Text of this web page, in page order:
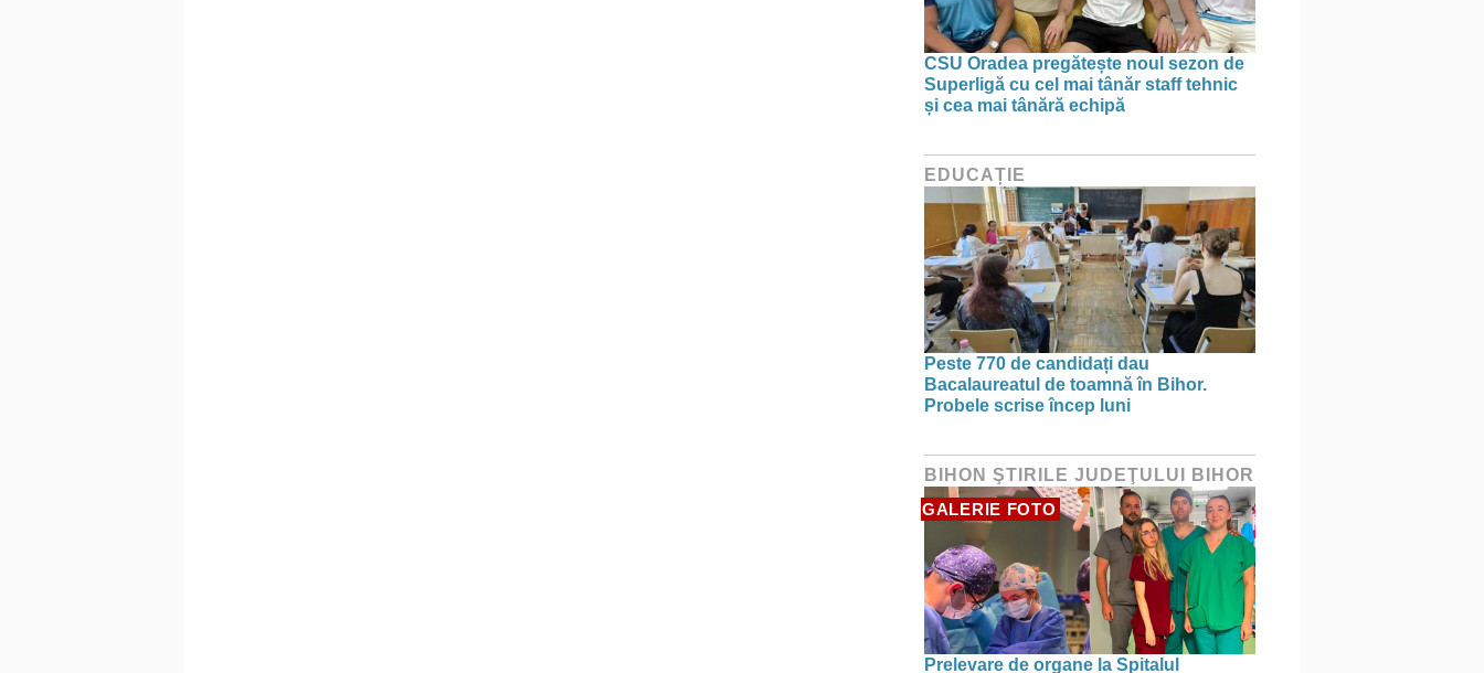
CSU Oradea pregătește noul sezon de
Superligă cu cel mai tânăr staff tehnic
și cea mai tânără echipă
EDUCAȚIE
Peste 770 de candidați dau
Bacalaureatul de toamnă în Bihor.
Probele scrise încep luni
BIHON ŞTIRILE JUDEŢULUI BIHOR
GALERIE FOTO
Prelevare de organe la Spitalul